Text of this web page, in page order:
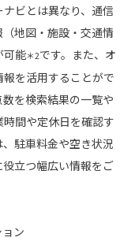
ビとは異なり、通信
地図・施設・交通情
可能＊2です。また、オ
を活用することがで
を検索結果の一覧や
間や定休日を確認す
駐車料金や空き状況
立つ幅広い情報をご
ン